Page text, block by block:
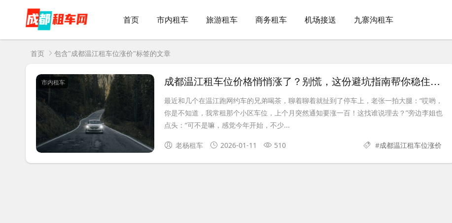
首页 市内租车 旅游租车 商务租车 机场接送 九寨沟租车
首页 包含"成都温江租车位涨价"标签的文章
市内租车 成都温江租车位价格悄悄涨了？别慌，这份避坑指南帮你稳住钱包！
最近和几个在温江跑网约车的兄弟喝茶，聊着聊着就扯到了停车上，老张一拍大腿：“哎哟，
你是不知道，我常租那个小区车位，上个月突然通知要涨一百！这找谁说理去？”旁边李姐也
点头：“可不是嘛，感觉今年开始，不少...
老杨租车 2026-01-11 510 #成都温江租车位涨价